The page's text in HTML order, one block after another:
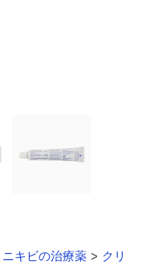
ニキビの治療薬 > クリ